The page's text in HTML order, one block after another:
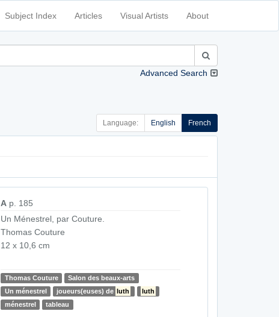
Subject Index Articles Visual Artists About
Advanced Search
Language: English French
A p. 185
Un Ménestrel, par Couture.
Thomas Couture
12 x 10,6 cm
Thomas Couture
Salon des beaux-arts
Un ménestrel
joueurs(euses) de luth
luth
ménestrel
tableau